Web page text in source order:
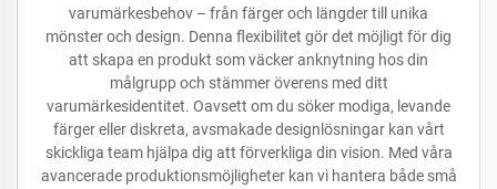
varumärkesbehov – från färger och längder till unika
mönster och design. Denna flexibilitet gör det möjligt för dig
att skapa en produkt som väcker anknytning hos din
målgrupp och stämmer överens med ditt
varumärkesidentitet. Oavsett om du söker modiga, levande
färger eller diskreta, avsmakade designlösningar kan vårt
skickliga team hjälpa dig att förverkliga din vision. Med våra
avancerade produktionsmöjligheter kan vi hantera både små